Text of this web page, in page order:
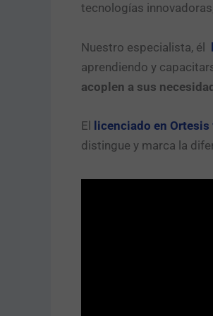
tecnologías
Nuestro especialista, él
aprendiendo y
acoplen a sus
El licenciado en Ortesis
distingue y marca la